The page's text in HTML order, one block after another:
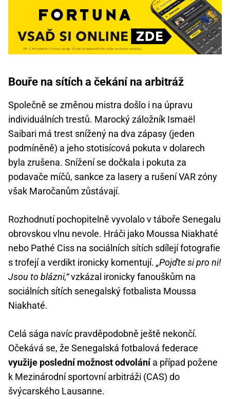
Bouře na sítích a čekání na arbitráž
Společně se změnou mistra došlo i na úpravu
individuálních trestů. Marocký záložník Ismaël
Saibari má trest snížený na dva zápasy (jeden
podmíněně) a jeho stotisícová pokuta v dolarech
byla zrušena. Snížení se dočkala i pokuta za
podavače míčů, sankce za lasery a rušení VAR zóny
však Maročanům zůstávají.
Rozhodnutí pochopitelně vyvolalo v táboře Senegalu
obrovskou vlnu nevole. Hráči jako Moussa Niakhaté
nebo Pathé Ciss na sociálních sítích sdílejí fotografie
s trofejí a verdikt ironicky komentují. „Pojďte si pro ni!
Jsou to blázni,“vzkázal ironicky fanouškům na
sociálních sítích senegalský fotbalista Moussa
Niakhaté.
Celá sága navíc pravděpodobně ještě nekončí.
Očekává se, že Senegalská fotbalová federace
využije poslední možnost odvolánía případ požene
k Mezinárodní sportovní arbitráži (CAS) do
švýcarského Lausanne.